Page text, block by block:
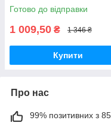
Готово до відправки
1 009,50 ₴ 1 346 ₴
Купити
Про нас
99% позитивних з 85